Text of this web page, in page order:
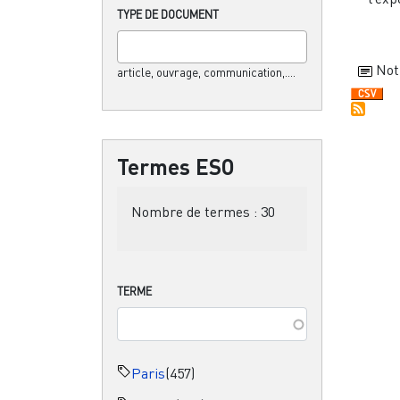
TYPE DE DOCUMENT
article, ouvrage, communication,....
Termes ESO
Nombre de termes : 30
TERME
Paris(457)